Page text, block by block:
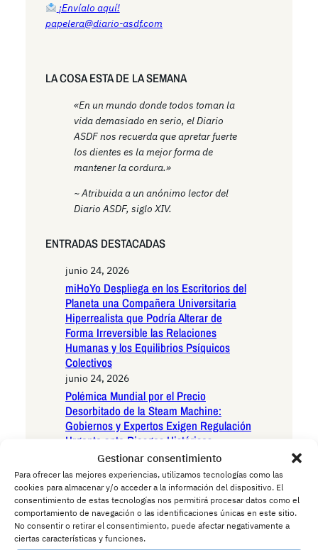
Gestionar consentimiento
Para ofrecer las mejores experiencias, utilizamos tecnologías como las
cookies para almacenar y/o acceder a la información del dispositivo. El
consentimiento de estas tecnologías nos permitirá procesar datos como el
comportamiento de navegación o las identificaciones únicas en este sitio.
No consentir o retirar el consentimiento, puede afectar negativamente a
ciertas características y funciones.
¡Envíalo aquí!
papelera@diario-asdf.com
LA COSA ESTA DE LA SEMANA
«En un mundo donde todos toman la
vida demasiado en serio, el Diario
ASDF nos recuerda que apretar fuerte
los dientes es la mejor forma de
mantener la cordura.»
~ Atribuida a un anónimo lector del
Diario ASDF, siglo XIV.
ENTRADAS DESTACADAS
junio 24, 2026
miHoYo Despliega en los Escritorios del
Planeta una Compañera Universitaria
Hiperrealista que Podría Alterar de
Forma Irreversible las Relaciones
Humanas y los Equilibrios Psíquicos
Colectivos
junio 24, 2026
Polémica Mundial por el Precio
Desorbitado de la Steam Machine:
Gobiernos y Expertos Exigen Regulación
Urgente ante Riesgos Históricos
junio 24, 2026
Última hora, Diario ASDF descubre que
el juez Peinado tiene una suscripción de
Netflix
junio 14, 2026
Emergencias por alusión: entrevista a